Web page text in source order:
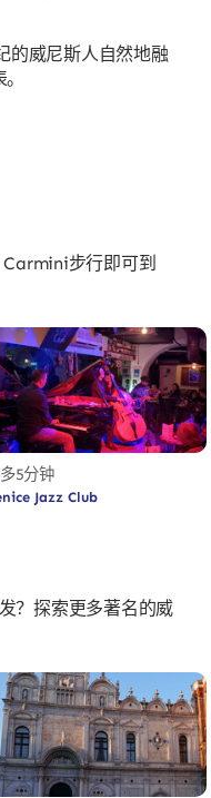
的威尼斯人自然地融
步行即可到
5分钟
Jazz Club
？探索更多著名的威